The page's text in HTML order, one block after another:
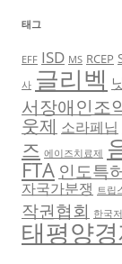
태그
EFF ISD MS RCEP
사 글리벡
서장애인조
웃제 소라페닙
즈 에이즈치료제
FTA 인도특
자국가분쟁 트립
작권협회 한국
태평양